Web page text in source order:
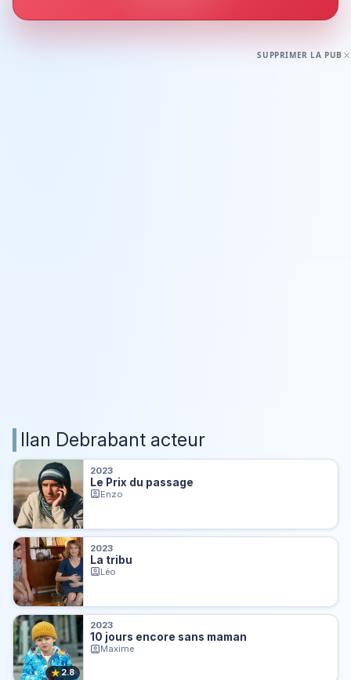
SUPPRIMER LA PUB
Ilan Debrabant acteur
2023
Le Prix du passage
Enzo
2023
La tribu
Léo
★2.8
2023
10 jours encore sans maman
Maxime